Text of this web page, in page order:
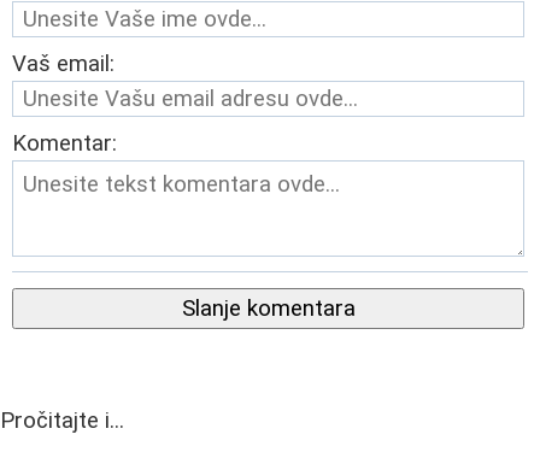
Vaš email:
Komentar:
Slanje komentara
Pročitajte i...